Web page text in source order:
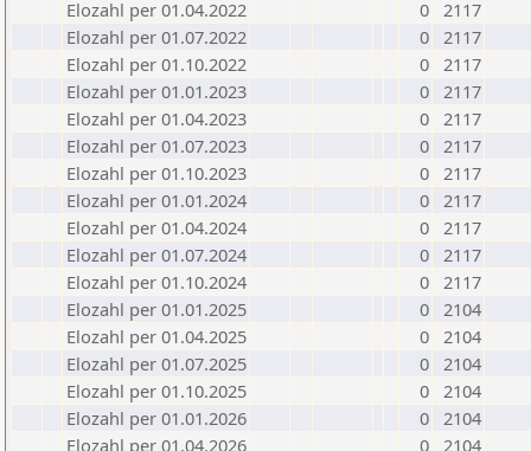
Elozahl per 01.04.2022
0 2117
Elozahl per 01.07.2022
0 2117
Elozahl per 01.10.2022
0 2117
Elozahl per 01.01.2023
0 2117
Elozahl per 01.04.2023
0 2117
Elozahl per 01.07.2023
0 2117
Elozahl per 01.10.2023
0 2117
Elozahl per 01.01.2024
0 2117
Elozahl per 01.04.2024
0 2117
Elozahl per 01.07.2024
0 2117
Elozahl per 01.10.2024
0 2117
Elozahl per 01.01.2025
0 2104
Elozahl per 01.04.2025
0 2104
Elozahl per 01.07.2025
0 2104
Elozahl per 01.10.2025
0 2104
Elozahl per 01.01.2026
0 2104
Elozahl per 01.04.2026
0 2104